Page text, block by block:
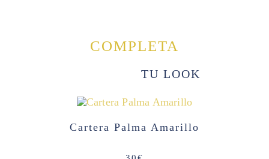
COMPLETA
TU LOOK
Cartera Palma Amarillo